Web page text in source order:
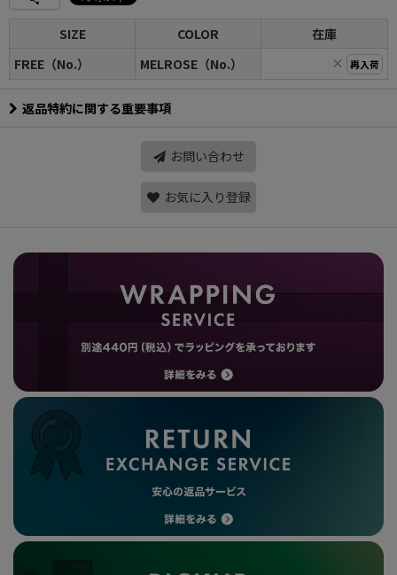
SIZE COLOR
在庫
FREE（No.）
MELROSE（No.） × 再入荷
返品特約に関する重要事項
お問い合わせ
お気に入り登録